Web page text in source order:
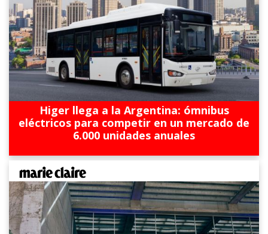
Higer llega a la Argentina: ómnibus
eléctricos para competir en un mercado de
6.000 unidades anuales